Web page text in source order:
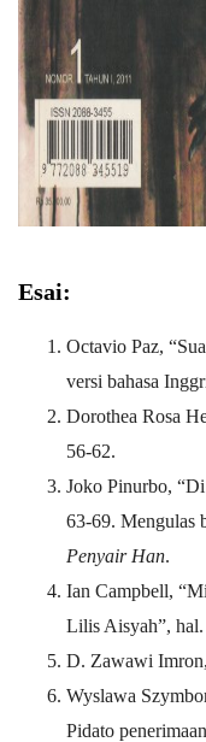
Esai:
Octavio Paz,
versi bahasa
Dorothea Rosa
56-62.
Joko Pinurbo,
63-69. Mengulas
Penyair Han.
Ian Campbell,
Lilis Aisyah”,
D. Zawawi
Wyslawa
Pidato